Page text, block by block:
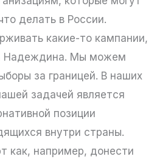
делать в России.
какие-то кампании,
Надеждина. Мы можем
за границей. В наших
задачей является
позиции
внутри страны.
как, например, донести